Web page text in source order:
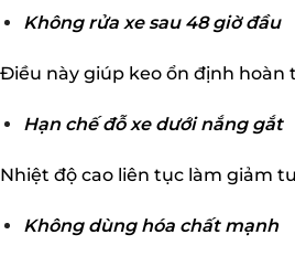
Không rửa xe sau 48 giờ đầu
Điều này giúp keo ổn định hoàn
Hạn chế đỗ xe dưới nắng gắt
Nhiệt độ cao liên tục làm giảm
Không dùng hóa chất mạnh